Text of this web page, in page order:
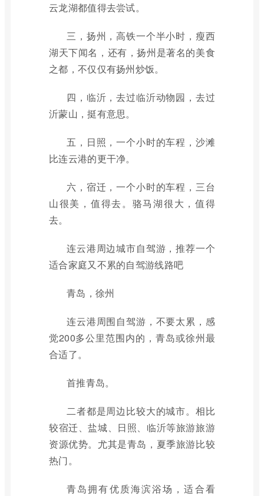
云龙湖都值得去尝试。
三，扬州，高铁一个半小时，瘦西
湖天下闻名，还有，扬州是著名的美食
之都，不仅仅有扬州炒饭。
四，临沂，去过临沂动物园，去过
沂蒙山，挺有意思。
五，日照，一个小时的车程，沙滩
比连云港的更干净。
六，宿迁，一个小时的车程，三台
山很美，值得去。骆马湖很大，值得
去。
连云港周边城市自驾游，推荐一个
适合家庭又不累的自驾游线路吧
青岛，徐州
连云港周围自驾游，不要太累，感
觉200多公里范围内的，青岛或徐州最
合适了。
首推青岛。
二者都是周边比较大的城市。相比
较宿迁、盐城、日照、临沂等旅游旅游
资源优势。尤其是青岛，夏季旅游比较
热门。
青岛拥有优质海滨浴场，适合看